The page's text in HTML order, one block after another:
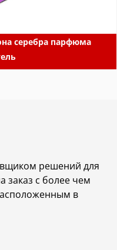
серебра парфюма
решений для
заказ с более чем
в